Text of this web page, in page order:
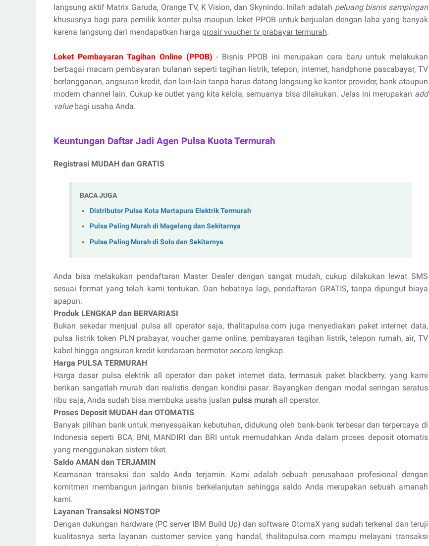
langsung aktif Matrix Garuda, Orange TV, K Vision, dan Skynindo. Inilah adalah peluang bisnis sampingan
khususnya bagi para pemilik konter pulsa maupun loket PPOB untuk berjualan dengan laba yang banyak
karena langsung dari mendapatkan harga grosir voucher tv prabayar termurah.
Loket Pembayaran Tagihan Online (PPOB) - Bisnis PPOB ini merupakan cara baru untuk melakukan
berbagai macam pembayaran bulanan seperti tagihan listrik, telepon, internet, handphone pascabayar, TV
berlangganan, angsuran kredit, dan lain-lain tanpa harus datang langsung ke kantor provider, bank ataupun
modern channel lain. Cukup ke outlet yang kita kelola, semuanya bisa dilakukan. Jelas ini merupakan add
valuebagi usaha Anda.
Keuntungan Daftar Jadi Agen Pulsa Kuota Termurah
Registrasi MUDAH dan GRATIS
BACA JUGA
Distributor Pulsa Kota Martapura Elektrik Termurah
Pulsa Paling Murah di Magelang dan Sekitarnya
Pulsa Paling Murah di Solo dan Sekitarnya
Anda bisa melakukan pendaftaran Master Dealer dengan sangat mudah, cukup dilakukan lewat SMS
sesuai format yang telah kami tentukan. Dan hebatnya lagi, pendaftaran GRATIS, tanpa dipungut biaya
apapun.
Produk LENGKAP dan BERVARIASI
Bukan sekedar menjual pulsa all operator saja, thalitapulsa.com juga menyediakan paket internet data,
pulsa listrik token PLN prabayar, voucher game online, pembayaran tagihan listrik, telepon rumah, air, TV
kabel hingga angsuran kredit kendaraan bermotor secara lengkap.
Harga PULSA TERMURAH
Harga dasar pulsa elektrik all operator dan paket internet data, termasuk paket blackberry, yang kami
berikan sangatlah murah dan realistis dengan kondisi pasar. Bayangkan dengan modal seringan seratus
ribu saja, Anda sudah bisa membuka usaha jualan pulsa murah all operator.
Proses Deposit MUDAH dan OTOMATIS
Banyak pilihan bank untuk menyesuaikan kebutuhan, didukung oleh bank-bank terbesar dan terpercaya di
Indonesia seperti BCA, BNI, MANDIRI dan BRI untuk memudahkan Anda dalam proses deposit otomatis
yang menggunakan sistem tiket.
Saldo AMAN dan TERJAMIN
Keamanan transaksi dan saldo Anda terjamin. Kami adalah sebuah perusahaan profesional dengan
komitmen membangun jaringan bisnis berkelanjutan sehingga saldo Anda merupakan sebuah amanah
kami.
Layanan Transaksi NONSTOP
Dengan dukungan hardware (PC server IBM Build Up) dan software OtomaX yang sudah terkenal dan teruji
kualitasnya serta layanan customer service yang handal, thalitapulsa.com mampu melayani transaksi